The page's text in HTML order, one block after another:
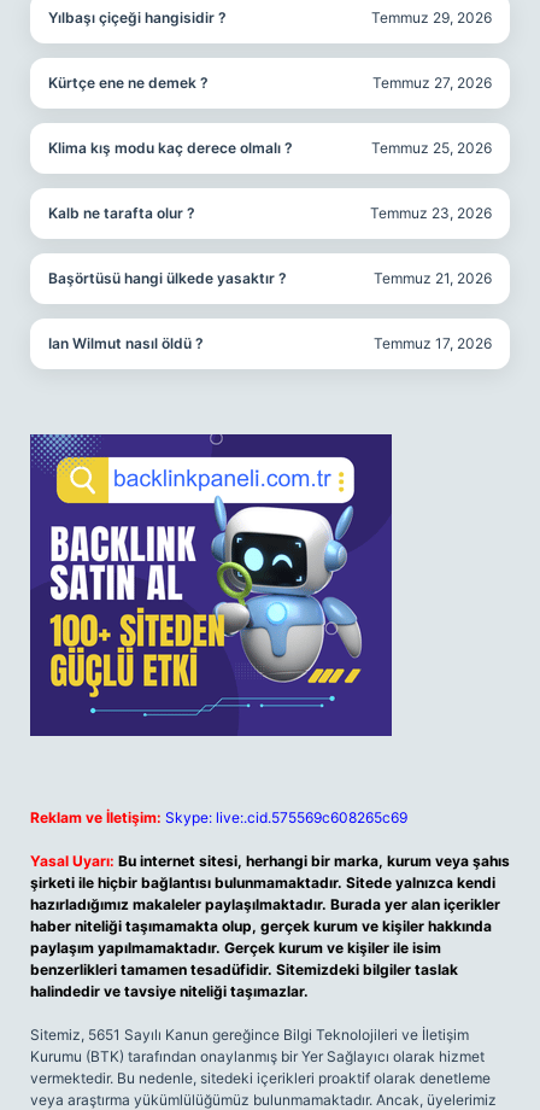
Yılbaşı çiçeği hangisidir ? Temmuz 29, 2026
Kürtçe ene ne demek ? Temmuz 27, 2026
Klima kış modu kaç derece olmalı ? Temmuz 25, 2026
Kalb ne tarafta olur ? Temmuz 23, 2026
Başörtüsü hangi ülkede yasaktır ? Temmuz 21, 2026
Ian Wilmut nasıl öldü ? Temmuz 17, 2026
Reklam ve İletişim: Skype: live:.cid.575569c608265c69
Yasal Uyarı: Bu internet sitesi, herhangi bir marka, kurum veya şahıs
şirketi ile hiçbir bağlantısı bulunmamaktadır. Sitede yalnızca kendi
hazırladığımız makaleler paylaşılmaktadır. Burada yer alan içerikler
haber niteliği taşımamakta olup, gerçek kurum ve kişiler hakkında
paylaşım yapılmamaktadır. Gerçek kurum ve kişiler ile isim
benzerlikleri tamamen tesadüfidir. Sitemizdeki bilgiler taslak
halindedir ve tavsiye niteliği taşımazlar.
Sitemiz, 5651 Sayılı Kanun gereğince Bilgi Teknolojileri ve İletişim
Kurumu (BTK) tarafından onaylanmış bir Yer Sağlayıcı olarak hizmet
vermektedir. Bu nedenle, sitedeki içerikleri proaktif olarak denetleme
veya araştırma yükümlülüğümüz bulunmamaktadır. Ancak, üyelerimiz